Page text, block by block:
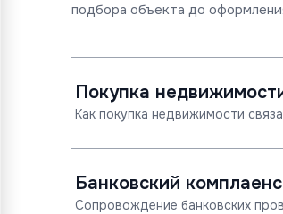
подбора объекта до
Покупка
Как покупка недвижимости
Банковский
Сопровождение банковских